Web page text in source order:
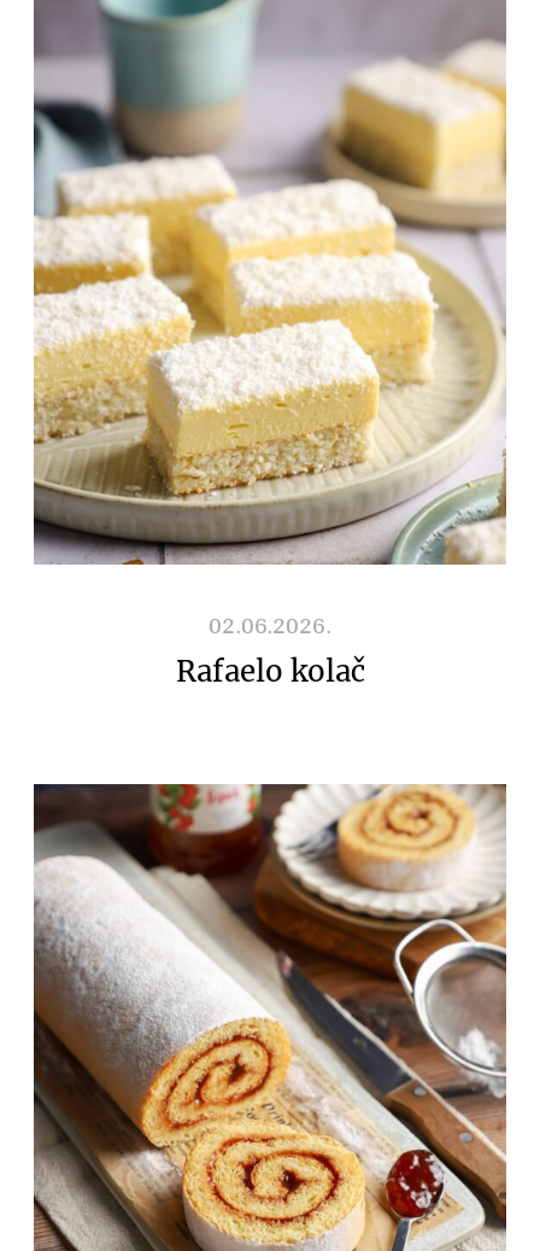
02.06.2026.
Rafaelo kolač